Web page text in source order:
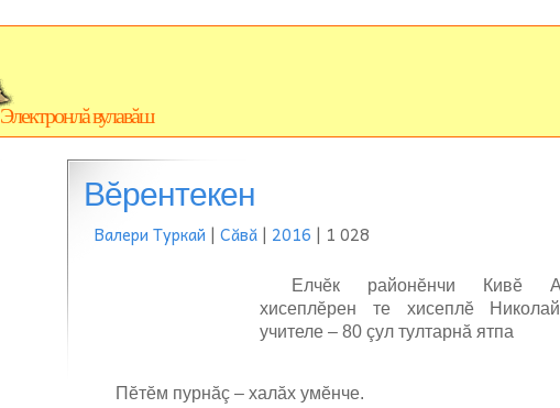
Электронлă вулавăш
Вĕрентекен
Валери Туркай | Сăвă | 2016 | 1 028
Елчĕк районĕнчи Кивĕ
хисеплĕрен те хисеплĕ
учителе – 80 çул тултарнă ятпа
Пĕтĕм пурнăç – халăх умĕнче.